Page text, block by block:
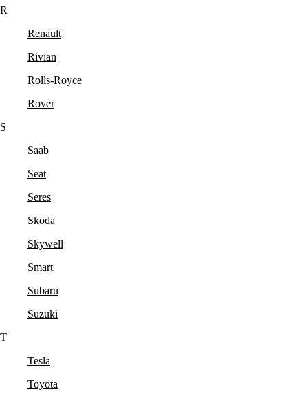
R
Renault
Rivian
Rolls-Royce
Rover
S
Saab
Seat
Seres
Skoda
Skywell
Smart
Subaru
Suzuki
T
Tesla
Toyota